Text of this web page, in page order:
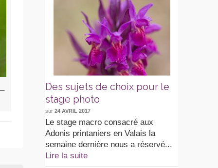
Des sujets de choix pour le
stage photo
sur24 AVRIL 2017
Le stage macro consacré aux
Adonis printaniers en Valais la
semaine dernière nous a réservé...
Lire la suite